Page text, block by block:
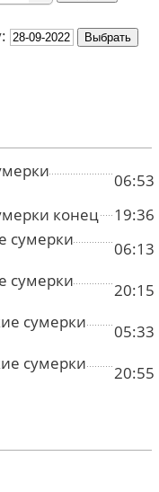
06:53
конец
19:36
сумерки
06:13
сумерки
20:15
сумерки
05:33
сумерки
20:55